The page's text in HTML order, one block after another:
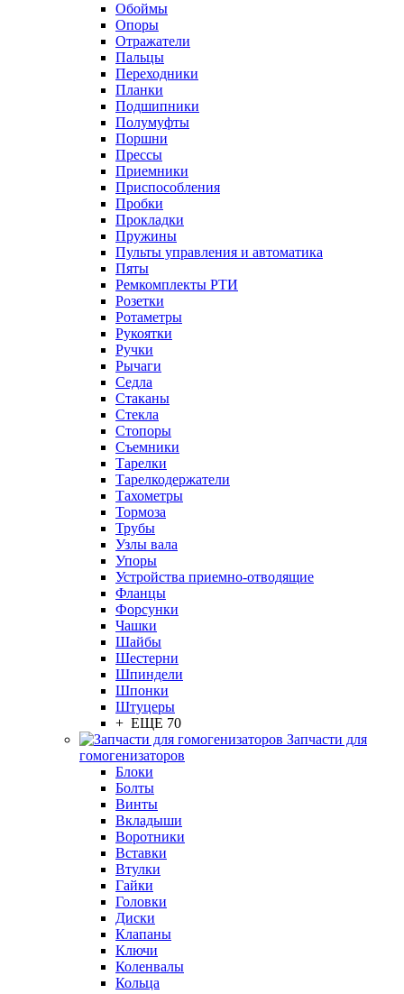
Обоймы
Опоры
Отражатели
Пальцы
Переходники
Планки
Подшипники
Полумуфты
Поршни
Прессы
Приемники
Приспособления
Пробки
Прокладки
Пружины
Пульты управления и автоматика
Пяты
Ремкомплекты РТИ
Розетки
Ротаметры
Рукоятки
Ручки
Рычаги
Седла
Стаканы
Стекла
Стопоры
Съемники
Тарелки
Тарелкодержатели
Тахометры
Тормоза
Трубы
Узлы вала
Упоры
Устройства приемно-отводящие
Фланцы
Форсунки
Чашки
Шайбы
Шестерни
Шпиндели
Шпонки
Штуцеры
+ ЕЩЕ 70
Запчасти для
гомогенизаторов
Блоки
Болты
Винты
Вкладыши
Воротники
Вставки
Втулки
Гайки
Головки
Диски
Клапаны
Ключи
Коленвалы
Кольца